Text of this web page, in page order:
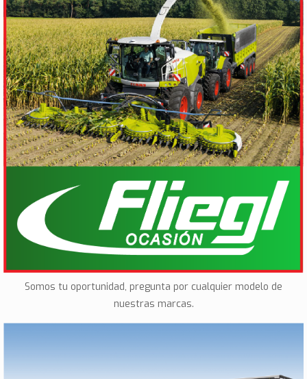
Ocasión
Somos tu oportunidad, pregunta por cualquier modelo de
nuestras marcas.